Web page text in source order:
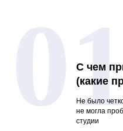
С чем
(какие
Не было
не могла
студии